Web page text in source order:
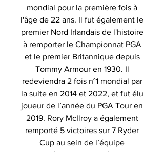
mondial pour la première fois à
l'âge de 22 ans. Il fut également le
premier Nord Irlandais de l'histoire
à remporter le Championnat PGA
et le premier Britannique depuis
Tommy Armour en 1930. Il
redeviendra 2 fois n°1 mondial par
la suite en 2014 et 2022, et fut élu
joueur de l’année du PGA Tour en
2019. Rory McIlroy a également
remporté 5 victoires sur 7 Ryder
Cup au sein de l’équipe